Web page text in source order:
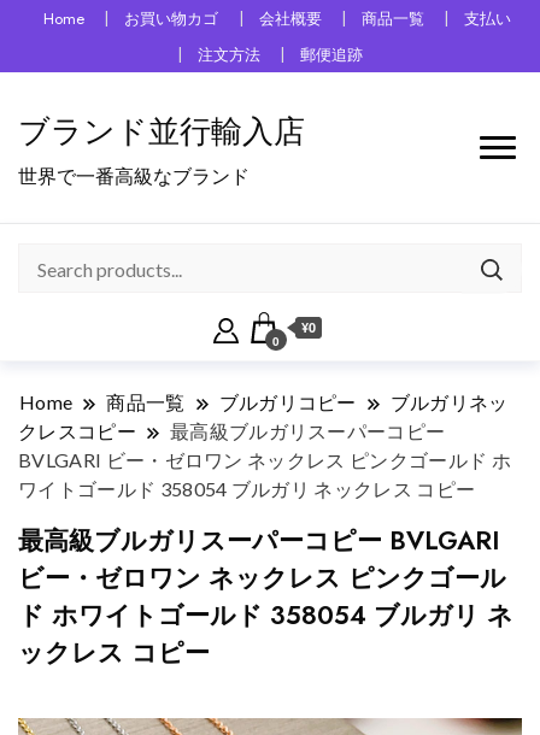
Home お買い物カゴ 会社概要 商品一覧
支払い
注文方法
郵便追跡
ブランド並行輸入店
世界で一番高級なブランド
0
¥0
Home 商品一覧 ブルガリコピー
ブルガリネッ
クレスコピー
最高級ブルガリスーパーコピー
BVLGARI ビー・ゼロワン ネックレス ピンクゴールド ホ
ワイトゴールド 358054 ブルガリ ネックレス コピー
最高級ブルガリスーパーコピー BVLGARI
ビー・ゼロワン ネックレス ピンクゴール
ド ホワイトゴールド 358054 ブルガリ ネ
ックレス コピー